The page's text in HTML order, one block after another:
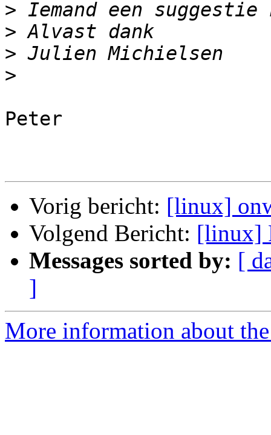
>
>
>
>
Peter
Vorig bericht: [linux]
Volgend Bericht: [linux]
Messages sorted by: [
]
More information about